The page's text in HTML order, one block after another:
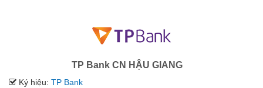
TP Bank CN HẬU GIANG
Ký hiệu: TP Bank